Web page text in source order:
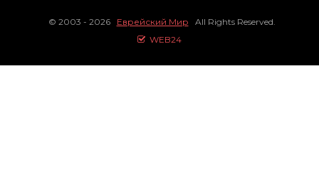
© 2003 - 2026 Еврейский Мир All Rights Reserved.
WEB24